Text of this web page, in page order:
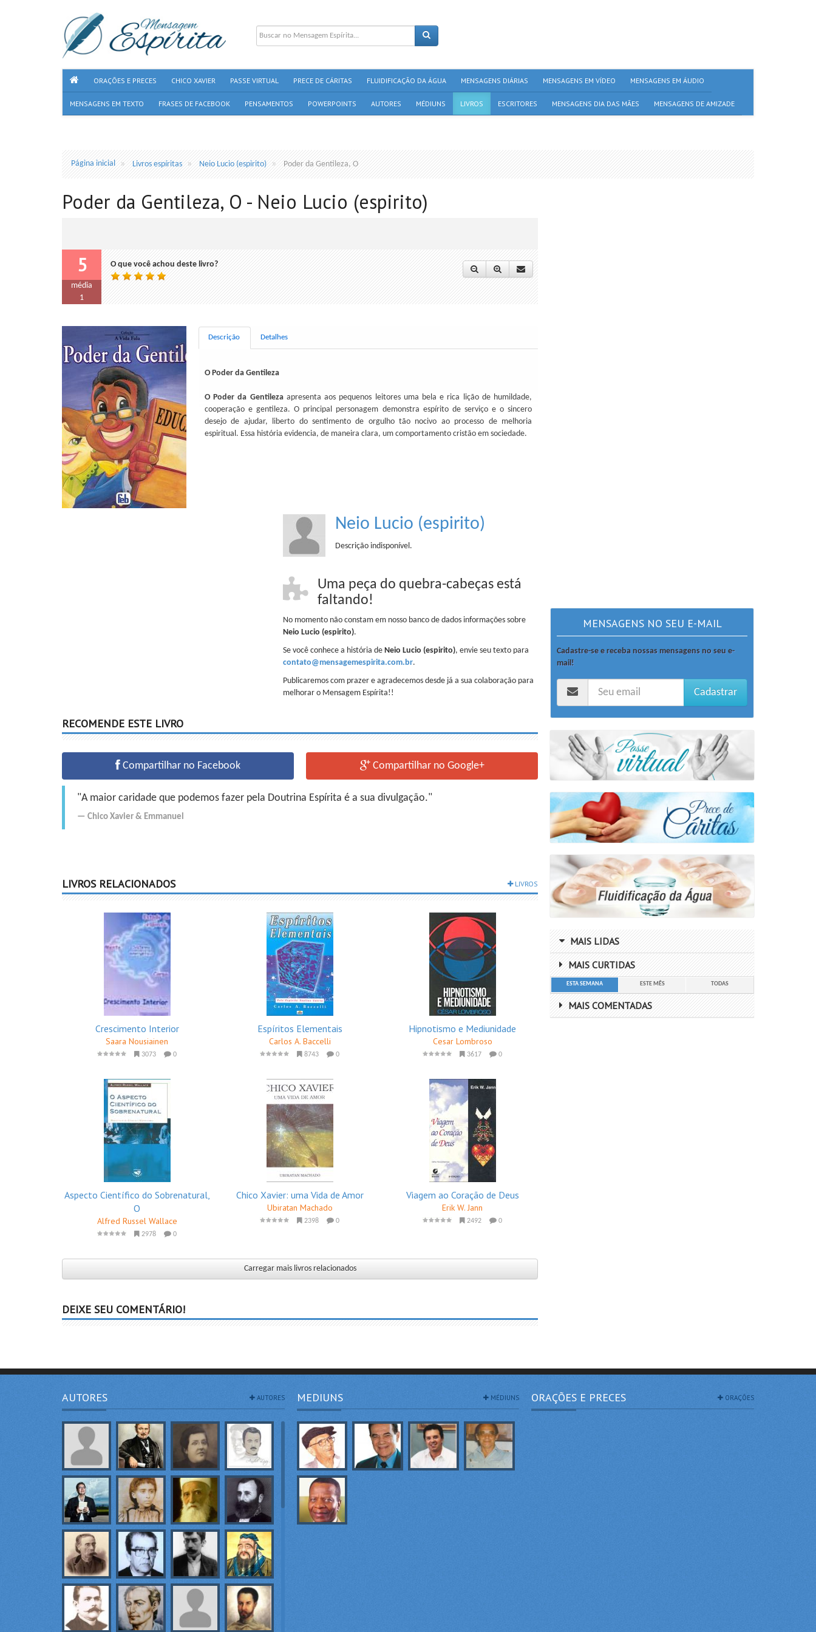
ORAÇÕES E PRECES CHICO XAVIER PASSE VIRTUAL PRECE DE CÁRITAS FLUIDIFICAÇÃO DA ÁGUA MENSAGENS DIÁRIAS MENSAGENS EM VÍDEO MENSAGENS EM ÁUDIO
MENSAGENS EM TEXTO FRASES DE FACEBOOK PENSAMENTOS POWERPOINTS AUTORES MÉDIUNS LIVROS ESCRITORES MENSAGENS DIA DAS MÃES MENSAGENS DE AMIZADE
Página inicial Livros espíritas Neio Lucio (espirito) Poder da Gentileza, O
Poder da Gentileza, O - Neio Lucio (espirito)
5
média
1
O que você achou deste livro?
Descrição Detalhes
O Poder da Gentileza
O Poder da Gentileza apresenta aos pequenos leitores uma bela e rica lição de humildade,
cooperação e gentileza. O principal personagem demonstra espírito de serviço e o sincero
desejo de ajudar, liberto do sentimento de orgulho tão nocivo ao processo de melhoria
espiritual. Essa história evidencia, de maneira clara, um comportamento cristão em sociedade.
Neio Lucio (espirito)
Descrição indisponível.
Uma peça do quebra-cabeças está
faltando!
No momento não constam em nosso banco de dados informações sobre
Neio Lucio (espirito).
Se você conhece a história de Neio Lucio (espirito), envie seu texto para
contato@mensagemespirita.com.br.
Publicaremos com prazer e agradecemos desde já a sua colaboração para
melhorar o Mensagem Espírita!!
RECOMENDE ESTE LIVRO
Compartilhar no Facebook Compartilhar no Google+
"A maior caridade que podemos fazer pela Doutrina Espírita é a sua divulgação."
Chico Xavier & Emmanuel
LIVROS RELACIONADOS LIVROS
Crescimento Interior
Saara Nousiainen
3073 0
Espíritos Elementais
Carlos A. Baccelli
8743 0
Hipnotismo e Mediunidade
Cesar Lombroso
3617 0
Aspecto Científico do Sobrenatural,
O
Alfred Russel Wallace
2978 0
Chico Xavier: uma Vida de Amor
Ubiratan Machado
2398 0
Viagem ao Coração de Deus
Erik W. Jann
2492 0
Carregar mais livros relacionados
DEIXE SEU COMENTÁRIO!
MENSAGENS NO SEU E-MAIL
Cadastre-se e receba nossas mensagens no seu e-
mail!
Cadastrar
MAIS LIDAS
MAIS CURTIDAS
ESTA SEMANA ESTE MÊS TODAS
MAIS COMENTADAS
AUTORES AUTORES MEDIUNS MÉDIUNS ORAÇÕES E PRECES ORAÇÕES